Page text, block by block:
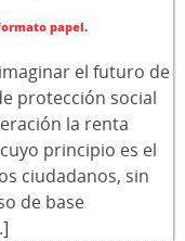
papel.
el futuro de
protección social
la renta
principio es el
ciudadanos, sin
de base